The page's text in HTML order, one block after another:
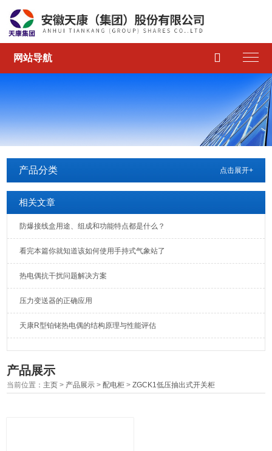
网站导航 
产品分类 点击展开+
相关文章
防爆接线盒用途、组成和功能特点都是什么？
看完本篇你就知道该如何使用手持式气象站了
热电偶抗干扰问题解决方案
压力变送器的正确应用
天康R型铂铑热电偶的结构原理与性能评估
产品展示
当前位置： 主页 > 产品展示 > 配电柜 >ZGCK1低压抽出式开关柜